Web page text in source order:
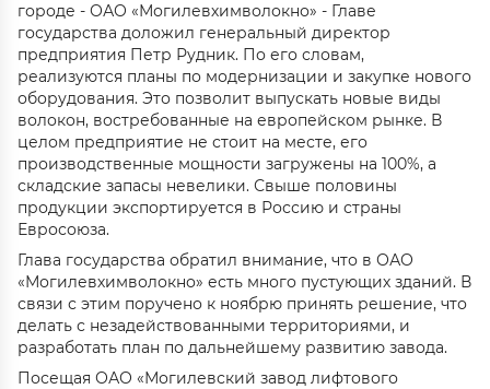
городе - ОАО «Могилевхимволокно» - Главе
государства доложил генеральный директор
предприятия Петр Рудник. По его словам,
реализуются планы по модернизации и закупке нового
оборудования. Это позволит выпускать новые виды
волокон, востребованные на европейском рынке. В
целом предприятие не стоит на месте, его
производственные мощности загружены на 100%, а
складские запасы невелики. Свыше половины
продукции экспортируется в Россию и страны
Евросоюза.
Глава государства обратил внимание, что в ОАО
«Могилевхимволокно» есть много пустующих зданий. В
связи с этим поручено к ноябрю принять решение, что
делать с незадействованными территориями, и
разработать план по дальнейшему развитию завода.
Посещая ОАО «Могилевский завод лифтового